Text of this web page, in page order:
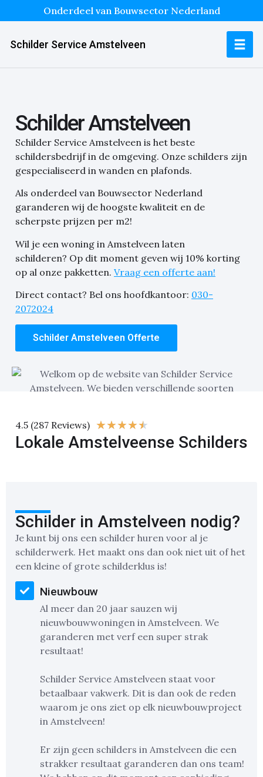
Onderdeel van Bouwsector Nederland
Schilder Service Amstelveen
Schilder Amstelveen
Schilder Service Amstelveen is het beste
schildersbedrijf in de omgeving. Onze schilders zijn
gespecialiseerd in wanden en plafonds.
Als onderdeel van Bouwsector Nederland
garanderen wij de hoogste kwaliteit en de
scherpste prijzen per m2!
Wil je een woning in Amstelveen laten
schilderen? Op dit moment geven wij 10% korting
op al onze pakketten. Vraag een offerte aan!
Direct contact? Bel ons hoofdkantoor: 030-
2072024
Schilder Amstelveen Offerte
4.5 (287 Reviews) ★★★★★
Lokale Amstelveense Schilders
Schilder in Amstelveen nodig?
Je kunt bij ons een schilder huren voor al je
schilderwerk. Het maakt ons dan ook niet uit of het
een kleine of grote schilderklus is!
Nieuwbouw
Al meer dan 20 jaar sauzen wij
nieuwbouwwoningen in Amstelveen. We
garanderen met verf een super strak
resultaat!
Schilder Service Amstelveen staat voor
betaalbaar vakwerk. Dit is dan ook de reden
waarom je ons ziet op elk nieuwbouwproject
in Amstelveen!
Er zijn geen schilders in Amstelveen die een
strakker resultaat garanderen dan ons team!